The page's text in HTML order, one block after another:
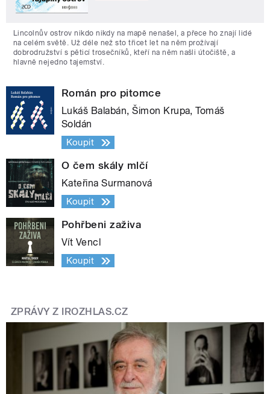
Lincolnův ostrov nikdo nikdy na mapě nenašel, a přece ho znají lidé
na celém světě. Už déle než sto třicet let na něm prožívají
dobrodružství s pěticí trosečníků, kteří na něm našli útočiště, a
hlavně nejedno tajemství.
Román pro pitomce
Lukáš Balabán, Šimon Krupa, Tomáš
Soldán
Koupit
O čem skály mlčí
Kateřina Surmanová
Koupit
Pohřbeni zaživa
Vít Vencl
Koupit
ZPRÁVY Z IROZHLAS.CZ